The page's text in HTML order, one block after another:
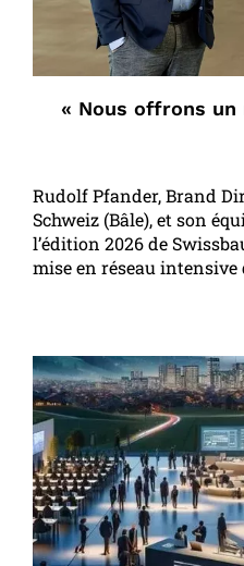
« Nous offrons un
Rudolf Pfander, Brand
Schweiz (Bâle), et son
l’édition 2026 de
mise en réseau intensive